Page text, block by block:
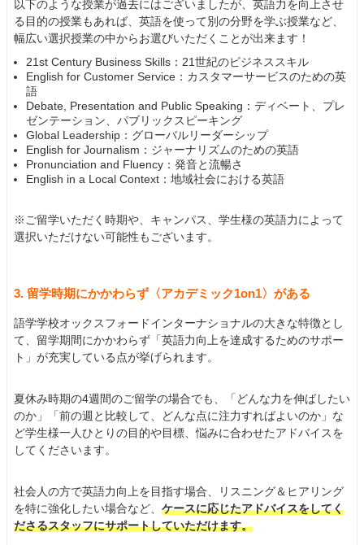
以下のような授業が過去にはございましたが、英語力を向上させ
る目的の授業もあれば、英語を使って別の分野を学ぶ授業など、
幅広い選択授業の中からお選びいただくことが出来ます！
21st Century Business Skills：21世紀のビジネススキル
English for Customer Service：カスタマーサービスのための英
語
Debate, Presentation and Public Speaking：ディベート、プレ
ゼンテーション、パブリックスピーキング
Global Leadership：グローバルリーダーシップ
English for Journalism：ジャーナリズムのための英語
Pronunciation and Fluency：発音と流暢さ
English in a Local Context：地域社会における英語
※ご留学いただく時期や、キャンパス、学生様の英語力によって
選択いただけない可能性もございます。
3. 留学時期にかかわらず〈アカデミック1on1〉がある
語学学校オックスフォードインターナショナルの大きな特徴とし
て、留学期間にかかわらず「英語力向上を達成するためのサポー
ト」が充実している点が挙げられます。
夏休み時期の4週間のご留学の場合でも、「どんな力を伸ばしたい
のか」「前の週と比較して、どんな点に注力すればよいのか」な
ど学生様一人ひとりの目的や目標、悩みに合わせたアドバイスを
してくださいます。
社会人の方で英語力向上を目指す場合、リスニング＆ヒアリング
を特に強化したい場合など、 ケースに応じたアドバイスをしてく
ださるスタッフにサポートしていただけます。